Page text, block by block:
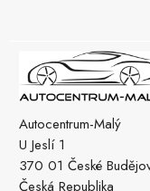
Autocentrum-Malý
U Jeslí 1
370 01 České
Česká Republika